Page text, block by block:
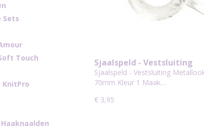
Sets
Touch
KnitPro
Sjaalspeld - Vestsluiting
Metallook Rond 70mm
Sjaalspeld - Vestsluiting
70mm Kleur 1 Maak…
€ 3,95